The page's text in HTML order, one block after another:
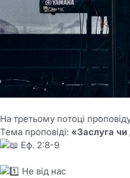
На третьому потоці
Тема проповіді: «Заслуга чи
Еф. 2:8-9
Не від нас